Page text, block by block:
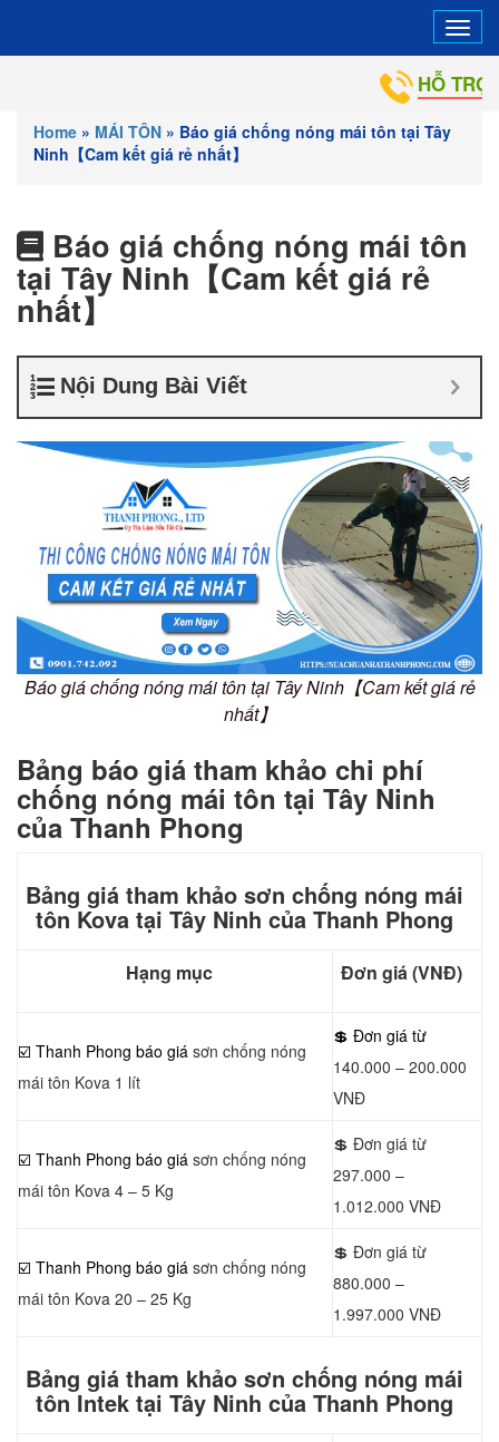
HỖ TRỢ VÀ TƯ
Home » MÁI TÔN » Báo giá chống nóng mái tôn tại Tây
Ninh【Cam kết giá rẻ nhất】
Báo giá chống nóng mái tôn
tại Tây Ninh【Cam kết giá rẻ
nhất】
Nội Dung Bài Viết
Báo giá chống nóng mái tôn tại Tây Ninh【Cam kết giá rẻ
nhất】
Bảng báo giá tham khảo chi phí
chống nóng mái tôn tại Tây Ninh
của Thanh Phong
Bảng giá tham khảo sơn chống nóng mái
tôn Kova tại Tây Ninh của Thanh Phong
Hạng mục Đơn giá (VNĐ)
☑️ Thanh Phong báo giá sơn chống nóng
mái tôn Kova 1 lít
💲 Đơn giá từ
140.000 – 200.000
VNĐ
☑️ Thanh Phong báo giá sơn chống nóng
mái tôn Kova 4 – 5 Kg
💲 Đơn giá từ
297.000 –
1.012.000 VNĐ
☑️ Thanh Phong báo giá sơn chống nóng
mái tôn Kova 20 – 25 Kg
💲 Đơn giá từ
880.000 –
1.997.000 VNĐ
Bảng giá tham khảo sơn chống nóng mái
tôn Intek tại Tây Ninh của Thanh Phong